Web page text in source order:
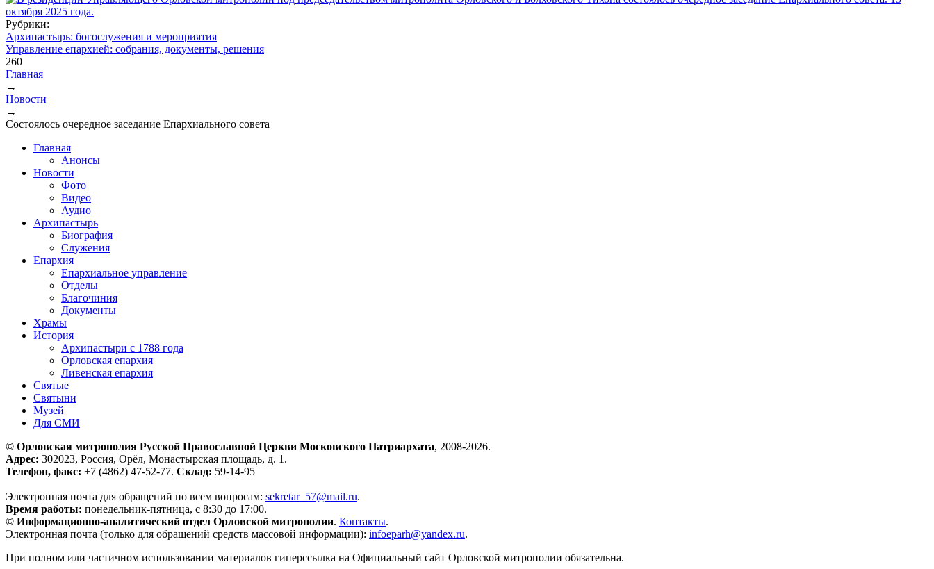
Рубрики:
Архипастырь: богослужения и мероприятия
Управление епархией: собрания, документы, решения
260
Вы здесь
Главная
→
Новости
→
Состоялось очередное заседание Епархиального совета
Главная
Анонсы
Новости
Фото
Видео
Аудио
Архипастырь
Биография
Служения
Епархия
Епархиальное управление
Отделы
Благочиния
Документы
Храмы
История
Архипастыри с 1788 года
Орловская епархия
Ливенская епархия
Святые
Святыни
Музей
Для СМИ
© Орловская митрополия Русской Православной Церкви Московского Патриархата, 2008-2026.
Адрес: 302023, Россия, Орёл, Монастырская площадь, д. 1.
Телефон, факс: +7 (4862) 47-52-77. Склад: 59-14-95
Электронная почта для обращений по всем вопросам: sekretar_57@mail.ru.
Время работы: понедельник-пятница, с 8:30 до 17:00.
© Информационно-аналитический отдел Орловской митрополии. Контакты.
Электронная почта (только для обращений средств массовой информации): infoeparh@yandex.ru.
При полном или частичном использовании материалов гиперссылка на Официальный сайт Орловской митрополии обязательна.